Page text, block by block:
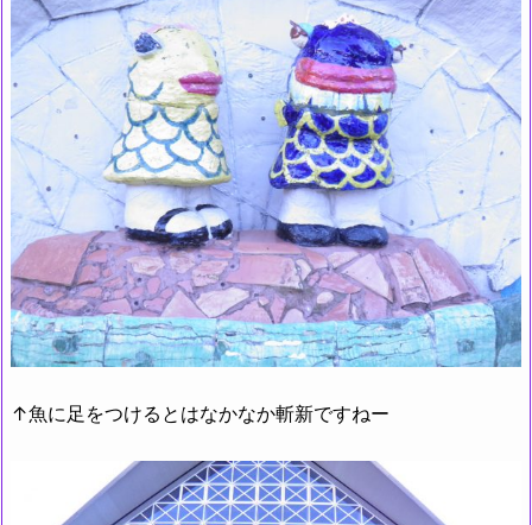
↑魚に足をつけるとはなかなか斬新ですねー